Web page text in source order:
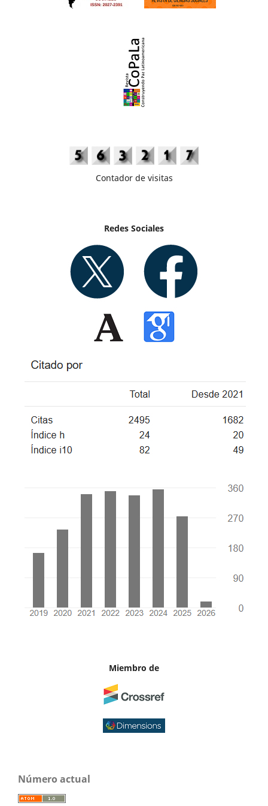
Contador de visitas
Redes Sociales
Miembro de
Número actual